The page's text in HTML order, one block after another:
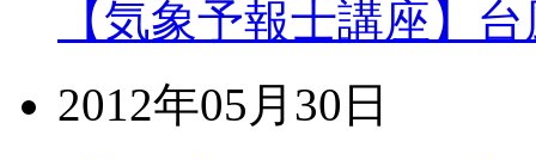
【気象予報士講座】
2012年05月30日